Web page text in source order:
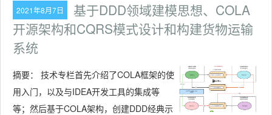
2021年8月7日
基于DDD领域建模思想、COLA
开源架构和CQRS模式设计和构建货物运输
系统
摘要： 技术专栏首先介绍了COLA框架的使
用入门，以及与IDEA开发工具的集成等
等；然后基于COLA架构，创建DDD经典示